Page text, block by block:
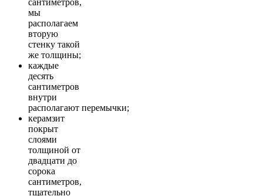
мы
располагаем
вторую
стенку такой
же толщины;
каждые
десять
сантиметров
внутри
располагают перемычки;
керамзит
покрыт
слоями
толщиной от
двадцати до
сорока
сантиметров,
тщательно